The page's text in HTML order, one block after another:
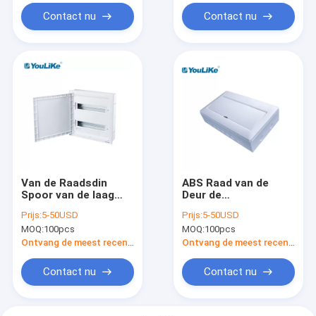
Contact nu Contact nu
Van de Raadsdin
Spoor van de laag
Elektrodistributie
Type 42way
Prijs:5-50USD
MOQ:100pcs
Ontvang de meest recente Prijs
Contact nu
ABS Raad van de
Deur de
het Vakje van 14
Manierob Stofdicht
Plastiek
Prijs:5-50USD
MOQ:100pcs
Ontvang de meest recente Prijs
Contact nu